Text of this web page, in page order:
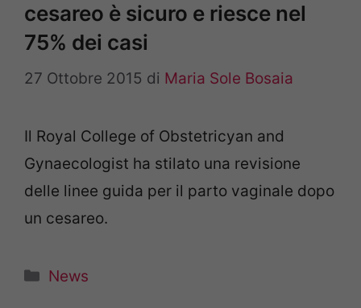
cesareo è sicuro e riesce nel
75% dei casi
27 Ottobre 2015 di Maria Sole Bosaia
Il Royal College of Obstetricyan and
Gynaecologist ha stilato una revisione
delle linee guida per il parto vaginale dopo
un cesareo.
Categorie
News